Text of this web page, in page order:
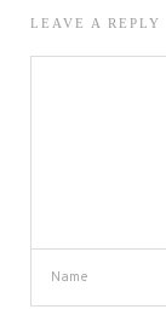
LEAVE A REPLY